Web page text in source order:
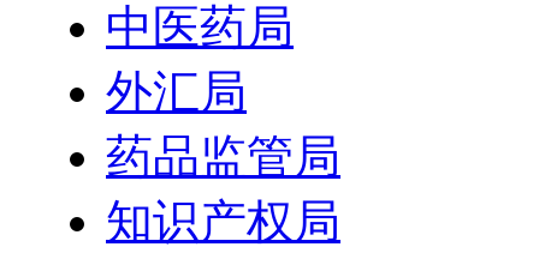
中医药局
外汇局
药品监管局
知识产权局